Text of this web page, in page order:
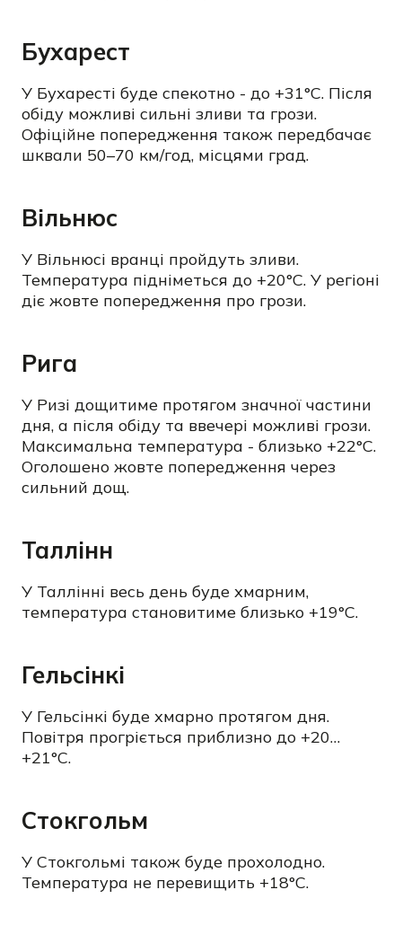
Бухарест
У Бухаресті буде спекотно - до +31°C. Після
обіду можливі сильні зливи та грози.
Офіційне попередження також передбачає
шквали 50–70 км/год, місцями град.
Вільнюс
У Вільнюсі вранці пройдуть зливи.
Температура підніметься до +20°C. У регіоні
діє жовте попередження про грози.
Рига
У Ризі дощитиме протягом значної частини
дня, а після обіду та ввечері можливі грози.
Максимальна температура - близько +22°C.
Оголошено жовте попередження через
сильний дощ.
Таллінн
У Таллінні весь день буде хмарним,
температура становитиме близько +19°C.
Гельсінкі
У Гельсінкі буде хмарно протягом дня.
Повітря прогріється приблизно до +20…
+21°C.
Стокгольм
У Стокгольмі також буде прохолодно.
Температура не перевищить +18°C.